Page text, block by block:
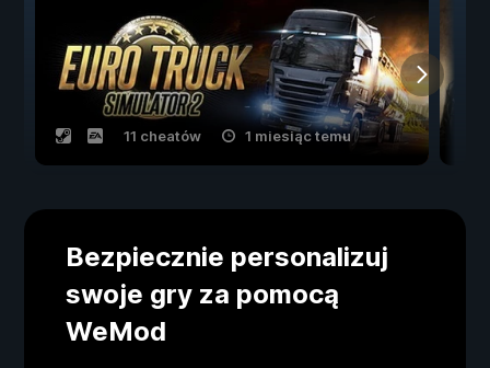
11 cheatów 1 miesiąc temu
Bezpiecznie personalizuj
swoje gry za pomocą
WeMod